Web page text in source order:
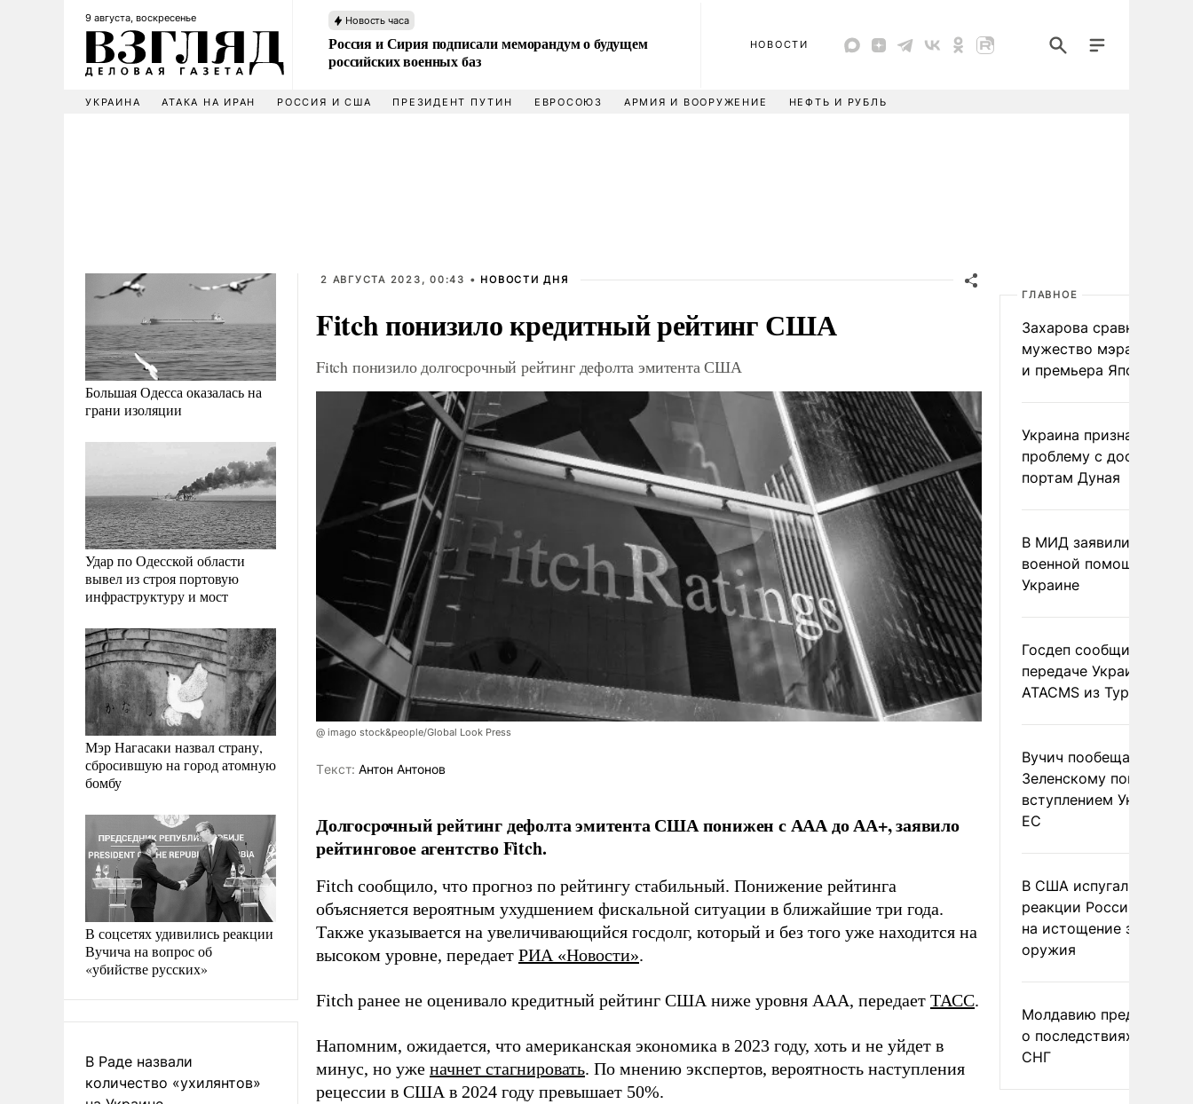
9 августа, воскресенье Новость часа
Россия и Сирия подписали меморандум о будущем
российских военных баз
НОВОСТИ
УКРАИНА АТАКА НА ИРАН РОССИЯ И США ПРЕЗИДЕНТ ПУТИН ЕВРОСОЮЗ АРМИЯ И ВООРУЖЕНИЕ НЕФТЬ И РУБЛЬ
Большая Одесса оказалась на
грани изоляции
Удар по Одесской области
вывел из строя портовую
инфраструктуру и мост
Мэр Нагасаки назвал страну,
сбросившую на город атомную
бомбу
В соцсетях удивились реакции
Вучича на вопрос об
«убийстве русских»
В Раде назвали
количество «ухилянтов»
2 АВГУСТА 2023, 00:43 • НОВОСТИ ДНЯ
Fitch понизило кредитный рейтинг США
Fitch понизило долгосрочный рейтинг дефолта эмитента США
@ imago stock&people/Global Look Press
Tекст: Антон Антонов
Долгосрочный рейтинг дефолта эмитента США понижен с ААА до АА+, заявило
рейтинговое агентство Fitch.
Fitch сообщило, что прогноз по рейтингу стабильный. Понижение рейтинга
объясняется вероятным ухудшением фискальной ситуации в ближайшие три года.
Также указывается на увеличивающийся госдолг, который и без того уже находится на
высоком уровне, передает РИА «Новости».
Fitch ранее не оценивало кредитный рейтинг США ниже уровня AAA, передает ТАСС.
Напомним, ожидается, что американская экономика в 2023 году, хоть и не уйдет в
минус, но уже начнет стагнировать. По мнению экспертов, вероятность наступления
рецессии в США в 2024 году превышает 50%.
ГЛАВНОЕ
Захарова сравнила
мужество мэра
и премьера Японии
Украина признала
проблему с доступом к
портам Дуная
В МИД заявили о
военной помощи
Украине
Госдеп сообщил о
передаче Украине
ATACMS из Турции
Вучич пообещал
Зеленскому помочь со
вступлением Украины в
ЕС
В США испугались
реакции России и
на истощение запасов
оружия
Молдавию
о последствиях выхода
СНГ